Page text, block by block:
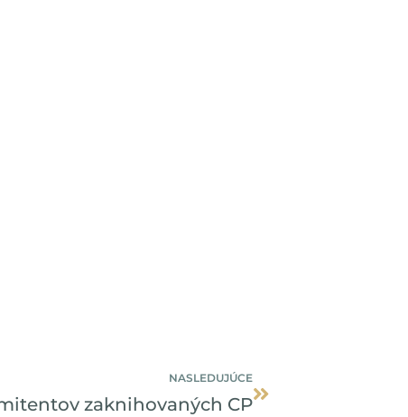
NASLEDUJÚCE
zaknihovaných CP